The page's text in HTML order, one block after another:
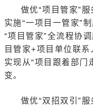
做优“项目管家”
实施“一项目一管家”
“项目管家”全流程协
目管家+项目单位联
实现从“项目跟着部门
变。
做优“双招双引”